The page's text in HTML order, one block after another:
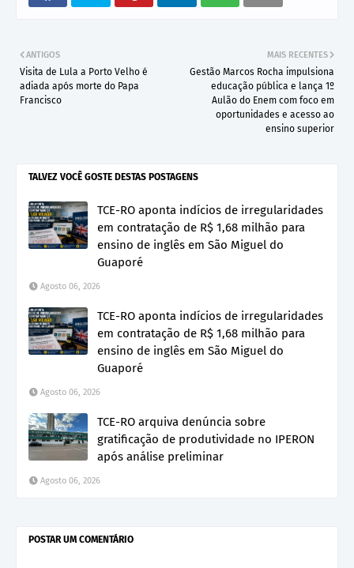
MAIS RECENTES
Gestão Marcos Rocha impulsiona
educação pública e lança 1º
Aulão do Enem com foco em
oportunidades e acesso ao
ensino superior
ANTIGOS
Visita de Lula a Porto Velho é
adiada após morte do Papa
Francisco
TALVEZ VOCÊ GOSTE DESTAS POSTAGENS
TCE-RO aponta indícios de irregularidades
em contratação de R$ 1,68 milhão para
ensino de inglês em São Miguel do
Guaporé
Agosto 06, 2026
TCE-RO aponta indícios de irregularidades
em contratação de R$ 1,68 milhão para
ensino de inglês em São Miguel do
Guaporé
Agosto 06, 2026
TCE-RO arquiva denúncia sobre
gratificação de produtividade no IPERON
após análise preliminar
Agosto 06, 2026
POSTAR UM COMENTÁRIO